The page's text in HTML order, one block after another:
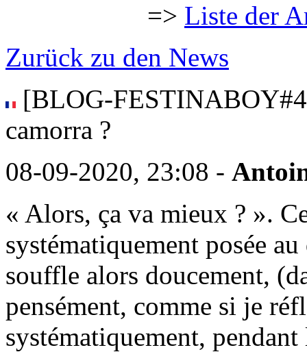
=> Liste der
Zurück zu den News
[BLOG-
camorra ?
08-09-2020, 23:08 -
« Alors, ça va mieux ? ».
systématiquement posée
souffle alors doucement,
pensément, comme si je
systématiquement,